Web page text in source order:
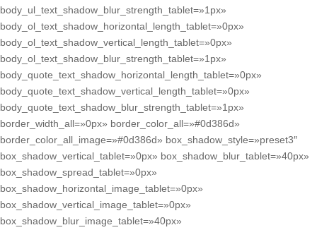
body_ul_text_shadow_blur_strength_tablet=»1px»
body_ol_text_shadow_horizontal_length_tablet=»0px»
body_ol_text_shadow_vertical_length_tablet=»0px»
body_ol_text_shadow_blur_strength_tablet=»1px»
body_quote_text_shadow_horizontal_length_tablet=»0px»
body_quote_text_shadow_vertical_length_tablet=»0px»
body_quote_text_shadow_blur_strength_tablet=»1px»
border_width_all=»0px» border_color_all=»#0d386d»
border_color_all_image=»#0d386d» box_shadow_style=»preset3″
box_shadow_vertical_tablet=»0px» box_shadow_blur_tablet=»40px»
box_shadow_spread_tablet=»0px»
box_shadow_horizontal_image_tablet=»0px»
box_shadow_vertical_image_tablet=»0px»
box_shadow_blur_image_tablet=»40px»